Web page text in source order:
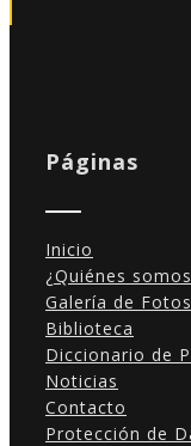
Páginas
Inicio
¿Quiénes
Galería de Fotos
Biblioteca
Diccionario de
Noticias
Contacto
Protección de